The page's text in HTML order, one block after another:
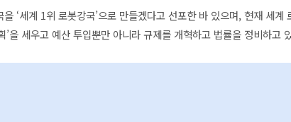
‘세계 1위 로봇강국’으로 만들겠다고 선포한 바 있으며, 현재 세계
’을 세우고 예산 투입뿐만 아니라 규제를 개혁하고 법률을 정비하고